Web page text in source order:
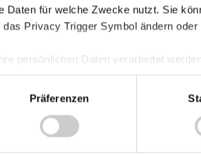
Daten für welche Zwecke nutzt. Sie
Privacy Trigger Symbol ändern oder
persönlichen Daten verarbeitet
zu analysieren. Außerdem geben wir
Präferenzen